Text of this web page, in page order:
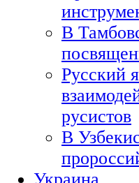
В
Русский
русистов
В